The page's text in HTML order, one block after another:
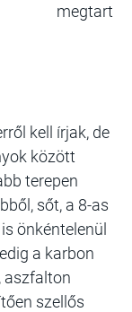
megtart
kell írjak, de
között
terepen
sőt, a 8-as
önkéntelenül
a karbon
aszfalton
szellős